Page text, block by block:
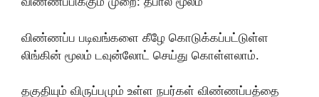
விண்ணப்ப படிவங்களை கீழே கொடுக்கப்பட்டுள்ள
லிங்கின் மூலம் டவுன்லோட் செய்து கொள்ளலாம்.
தகுதியும் விருப்பமும் உள்ள நபர்கள் விண்ணப்பத்தை